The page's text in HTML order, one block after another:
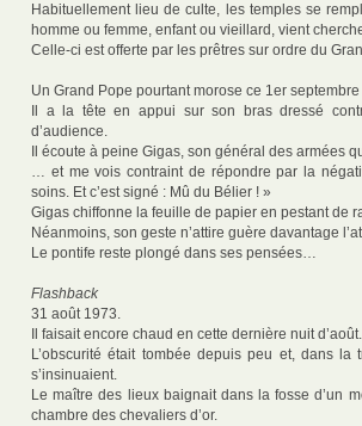
Habituellement lieu de culte, les temples se
homme ou femme, enfant ou vieillard, vient
Celle-ci est offerte par les prêtres sur ordre du
Un Grand Pope pourtant morose ce 1er
Il a la tête en appui sur son bras dressé
d’audience.
Il écoute à peine Gigas, son général des armées
… et me vois contraint de répondre par la
soins. Et c’est signé : Mû du Bélier ! »
Gigas chiffonne la feuille de papier en pestant de
Néanmoins, son geste n’attire guère davantage
Le pontife reste plongé dans ses pensées…
Flashback
31 août 1973.
Il faisait encore chaud en cette dernière nuit d’août.
L’obscurité était tombée depuis peu et, dans
s’insinuaient.
Le maître des lieux baignait dans la fosse d’un
chambre des chevaliers d’or.